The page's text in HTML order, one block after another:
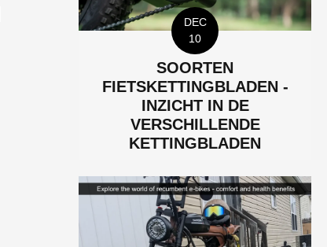
DEC
10
SOORTEN
FIETSKETTINGBLADEN -
INZICHT IN DE
VERSCHILLENDE
KETTINGBLADEN